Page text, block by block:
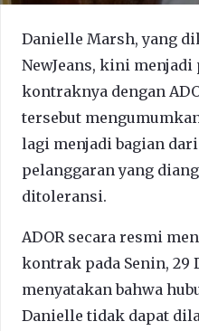
Danielle Marsh, yang
NewJeans, kini
kontraknya dengan
tersebut
lagi menjadi bagian
pelanggaran yang
ditoleransi.
ADOR secara resmi
kontrak pada Senin, 29
menyatakan bahwa
Danielle tidak dapat